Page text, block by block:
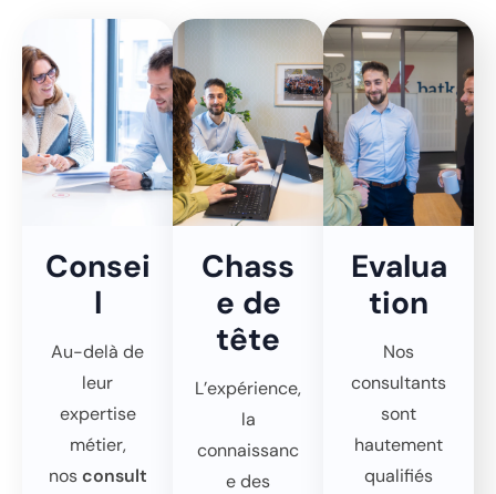
Consei
l
Au-delà de
leur
expertise
métier,
nosconsult
Chass
e de
tête
L’expérience,
la
connaissanc
e des
Evalua
tion
Nos
consultants
sont
hautement
qualifiés